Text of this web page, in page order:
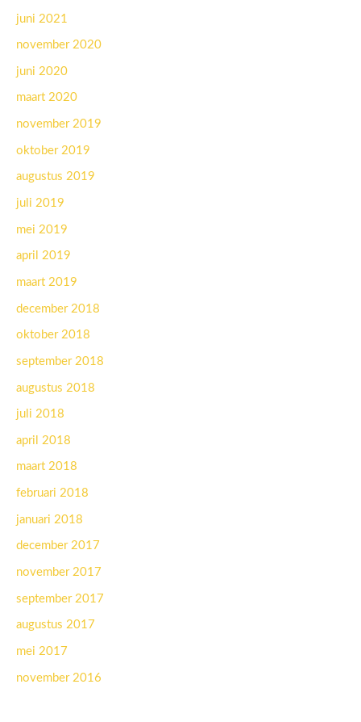
juni 2021
november 2020
juni 2020
maart 2020
november 2019
oktober 2019
augustus 2019
juli 2019
mei 2019
april 2019
maart 2019
december 2018
oktober 2018
september 2018
augustus 2018
juli 2018
april 2018
maart 2018
februari 2018
januari 2018
december 2017
november 2017
september 2017
augustus 2017
mei 2017
november 2016